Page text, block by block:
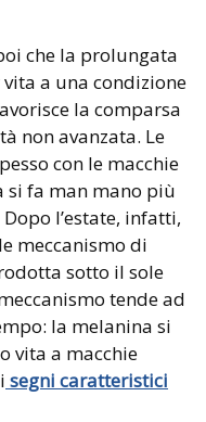
che la prolungata
a una condizione
la comparsa
non avanzata. Le
con le macchie
si fa man mano più
l’estate, infatti,
meccanismo di
sotto il sole
tende ad
la melanina si
vita a macchie
segni caratteristici